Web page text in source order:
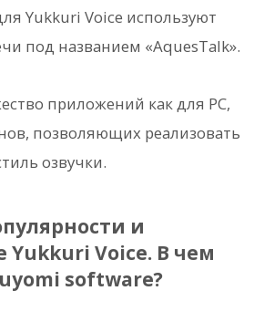
Yukkuri Voice используют
под названием «AquesTalk».
приложений как для PC,
позволяющих реализовать
озвучки.
и
Voice. В чем
software?